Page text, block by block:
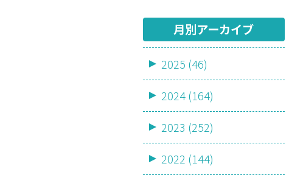
月別アーカイブ
2025 (46)
2024 (164)
2023 (252)
2022 (144)